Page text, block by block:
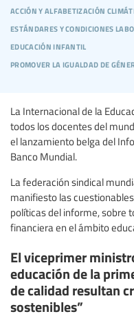
acción y alfabetización
estándares y condiciones
educación infantil
promover la igualdad de
La Internacional de la
todos los docentes del
el lanzamiento belga del
Banco Mundial.
La federación sindical
manifiesto las
políticas del informe, sobre
financiera en el ámbito
El viceprimer
educación de la
de calidad resultan
sostenibles”